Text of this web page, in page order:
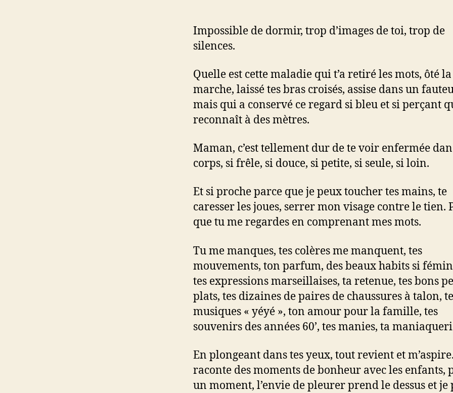
Impossible de dormir, trop d’images de toi, trop de
silences.
Quelle est cette maladie qui t’a retiré les mots, ôté la
marche, laissé tes bras croisés, assise dans un
mais qui a conservé ce regard si bleu et si perçant
reconnaît à des mètres.
Maman, c’est tellement dur de te voir enfermée
corps, si frêle, si douce, si petite, si seule, si loin.
Et si proche parce que je peux toucher tes mains, te
caresser les joues, serrer mon visage contre le tien.
que tu me regardes en comprenant mes mots.
Tu me manques, tes colères me manquent, tes
mouvements, ton parfum, des beaux habits si
tes expressions marseillaises, ta retenue, tes bons
plats, tes dizaines de paires de chaussures à talon,
musiques « yéyé », ton amour pour la famille, tes
souvenirs des années 60’, tes manies, ta
En plongeant dans tes yeux, tout revient et
raconte des moments de bonheur avec les enfants,
un moment, l’envie de pleurer prend le dessus et je